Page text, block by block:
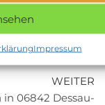
Impressum
Fülle von
Lage, können
WEITER
in 06842 Dessau-